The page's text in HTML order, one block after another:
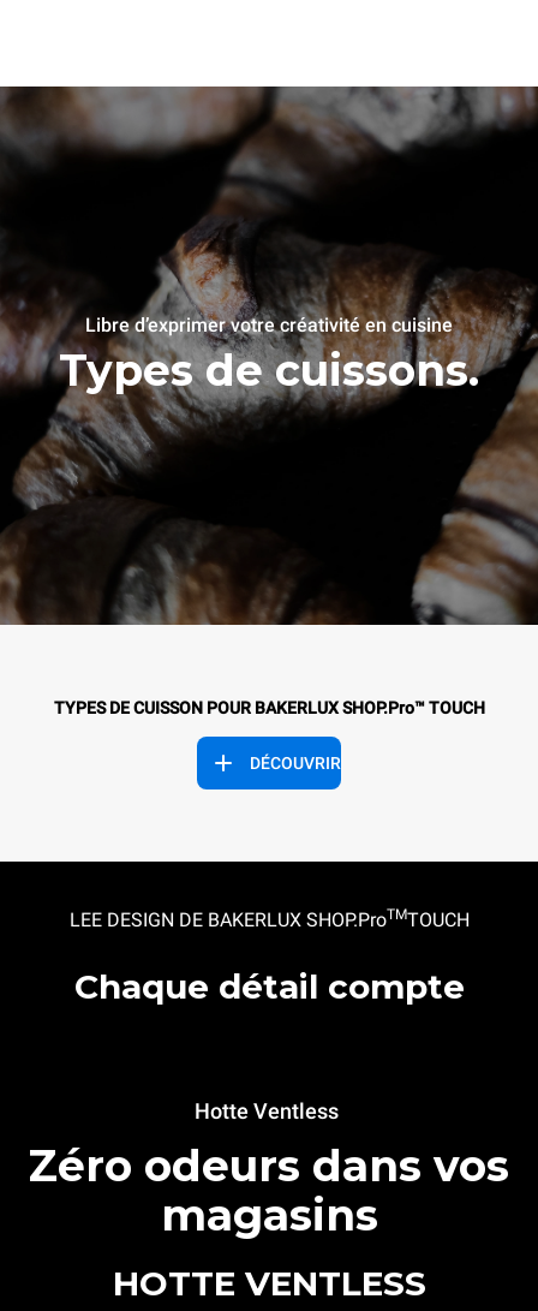
Libre d’exprimer votre créativité en cuisine
Types de cuissons.
TYPES DE CUISSON POUR BAKERLUX SHOP.Pro™ TOUCH
DÉCOUVRIR
LEE DESIGN DE BAKERLUX SHOP.ProTMTOUCH
Chaque détail compte
Hotte Ventless
Zéro odeurs dans vos
magasins
HOTTE VENTLESS